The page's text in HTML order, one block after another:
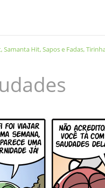
,Samanta Hit,Sapos e Fadas,